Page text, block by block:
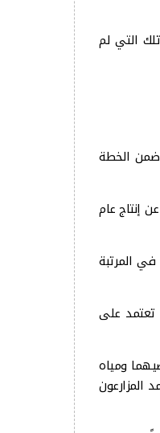
التي لم
وكان ضمن الخطة
للإحصاء العراقي، أُنتج خمسة ملايين و234 ألف طن من الحنطة في عام 2024، بزيادة قدرها 23.2% عن إنتاج عام
الحنطة في 2024، تلتها صلاح الدين في المرتبة
البعلية التي تعتمد على
ومياه
المزارعون